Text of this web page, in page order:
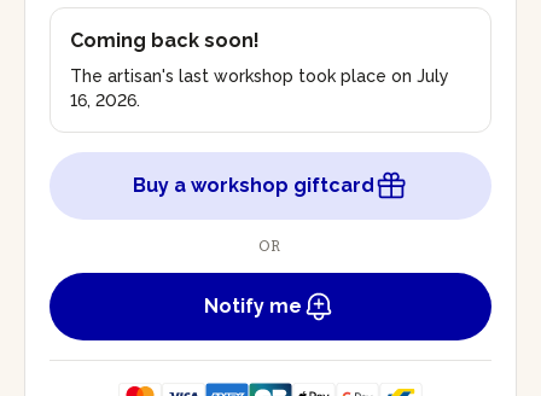
Coming back soon!
The artisan's last workshop took place on July
16, 2026.
Buy a workshop giftcard
OR
Notify me